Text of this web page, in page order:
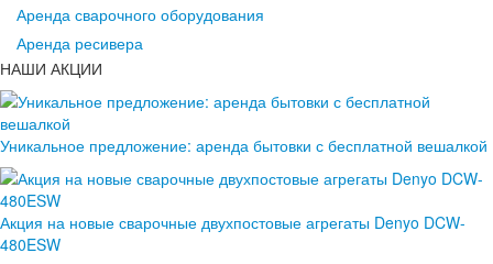
Аренда сварочного оборудования
Аренда ресивера
НАШИ АКЦИИ
Уникальное предложение: аренда бытовки с бесплатной вешалкой
Акция на новые сварочные двухпостовые агрегаты Denyo DCW-
480ESW